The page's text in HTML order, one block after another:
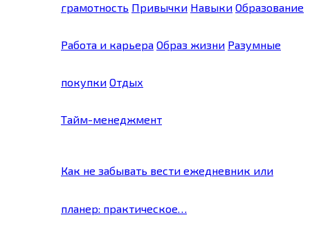
грамотность Привычки Навыки Образование
Работа и карьера Образ жизни Разумные
покупки Отдых
Тайм-менеджмент
Как не забывать вести ежедневник или
планер: практическое…